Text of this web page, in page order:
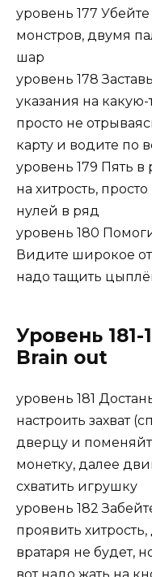
уровень 177
монстров, двумя
шар
уровень 178
указания на
просто не
карту и водите по
уровень 179 Пять
на хитрость,
нулей в ряд
уровень 180
Видите широкое
надо тащить
Уровень
Brain out
уровень 181
настроить захват
дверцу и
монетку, далее
схватить игрушку
уровень 182
проявить
вратаря не будет,